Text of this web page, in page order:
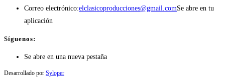
Correo electrónico:elclasicoproducciones@gmail.comSe abre en tu
aplicación
Síguenos:
Se abre en una nueva pestaña
Desarrollado por Syloper